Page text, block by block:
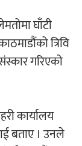
घाँटी
त्रिवि
गरिएको
कार्यालय
बताए । उनले